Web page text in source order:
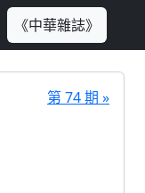
《中華雜誌》
第 74 期 »